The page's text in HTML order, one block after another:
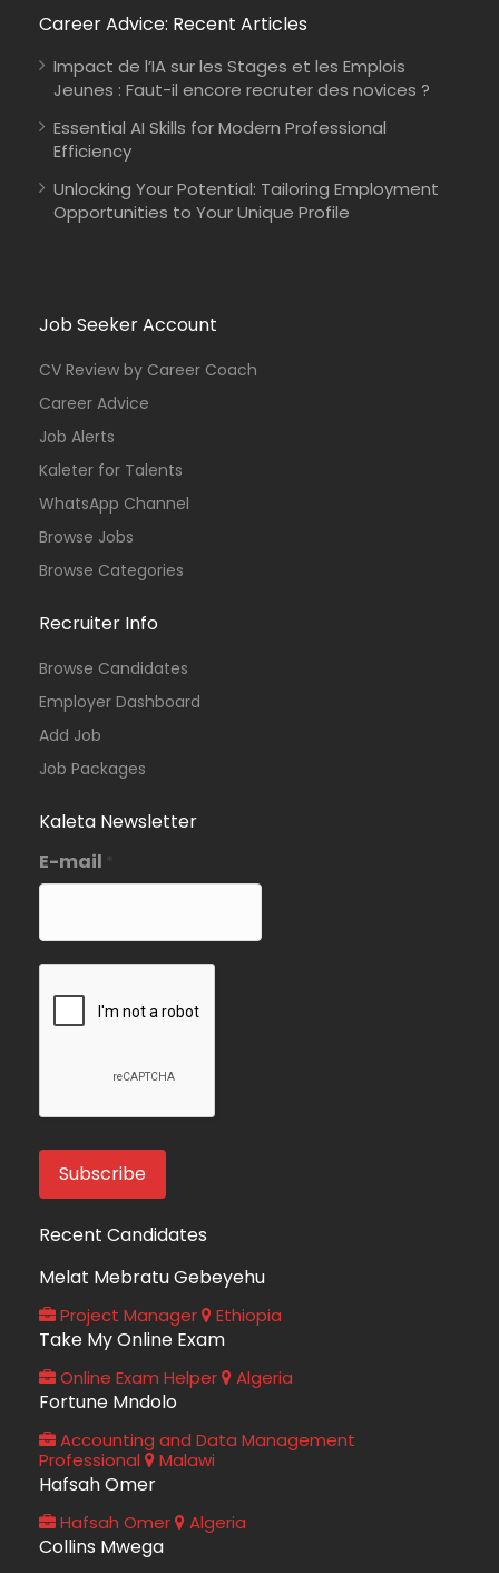
Career Advice: Recent Articles
Impact de l’IA sur les Stages et les Emplois
Jeunes : Faut-il encore recruter des novices ?
Essential AI Skills for Modern Professional
Efficiency
Unlocking Your Potential: Tailoring Employment
Opportunities to Your Unique Profile
Job Seeker Account
CV Review by Career Coach
Career Advice
Job Alerts
Kaleter for Talents
WhatsApp Channel
Browse Jobs
Browse Categories
Recruiter Info
Browse Candidates
Employer Dashboard
Add Job
Job Packages
Kaleta Newsletter
E-mail *
Recent Candidates
Melat Mebratu Gebeyehu
Project Manager Ethiopia
Take My Online Exam
Online Exam Helper Algeria
Fortune Mndolo
Accounting and Data Management
Professional
Malawi
Hafsah Omer
Hafsah Omer Algeria
Collins Mwega